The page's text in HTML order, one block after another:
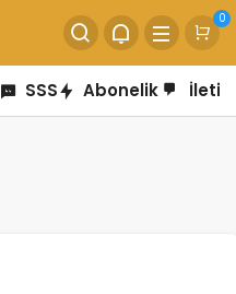
0
SSS Abonelik